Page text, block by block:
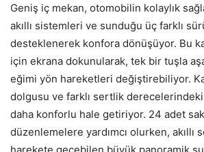
Geniş iç mekan, otomobilin kolaylık
akıllı sistemleri ve sunduğu üç farklı
desteklenerek konfora dönüşüyor. Bu
için ekrana dokunularak, tek bir tuşla
eğimi yön hareketleri değiştirebiliyor.
dolgusu ve farklı sertlik derecelerindeki
daha konforlu hale getiriyor. 24 adet
düzenlemelere yardımcı olurken, akıllı